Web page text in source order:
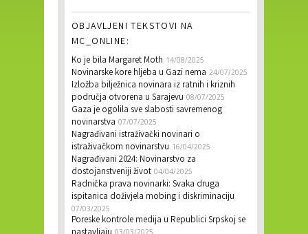
OBJAVLJENI TEKSTOVI NA
MC_ONLINE:
Ko je bila Margaret Moth 14/08/2025
Novinarske kore hljeba u Gazi nema 24/07/2025
Izložba bilježnica novinara iz ratnih i kriznih
područja otvorena u Sarajevu 08/07/2025
Gaza je ogolila sve slabosti savremenog
novinarstva 07/07/2025
Nagrađivani istraživački novinari o
istraživačkom novinarstvu 16/04/2025
Nagrađivani 2024: Novinarstvo za
dostojanstveniji život 04/04/2025
Radnička prava novinarki: Svaka druga
ispitanica doživjela mobing i diskriminaciju
07/03/2025
Poreske kontrole medija u Republici Srpskoj se
03/03/2025